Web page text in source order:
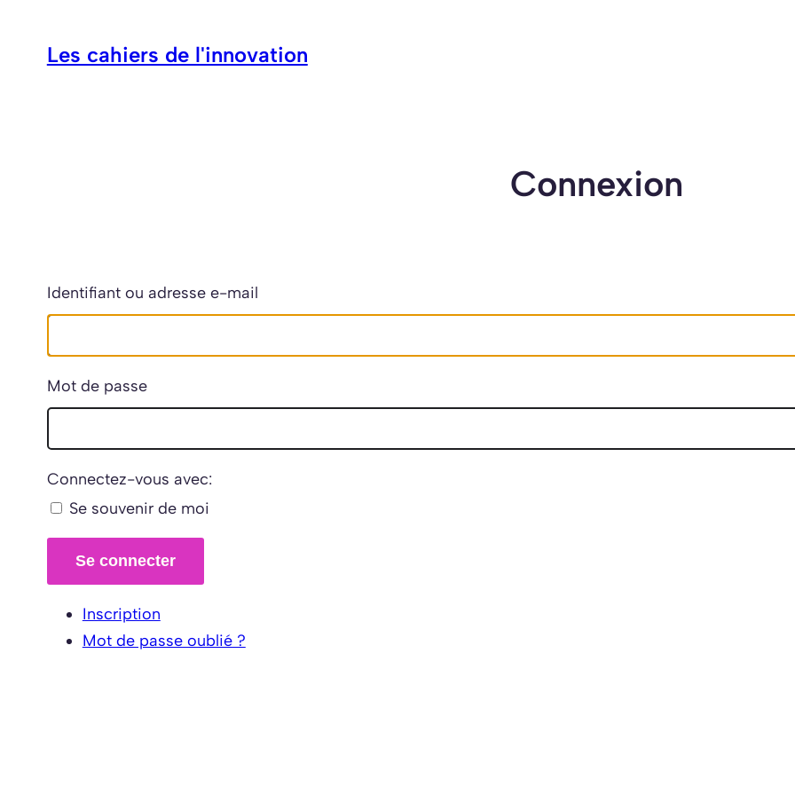
Les cahiers de l'innovation
Connexion
Identifiant ou adresse e-mail
Mot de passe
Connectez-vous avec:
Se souvenir de moi
Se connecter
Inscription
Mot de passe oublié ?